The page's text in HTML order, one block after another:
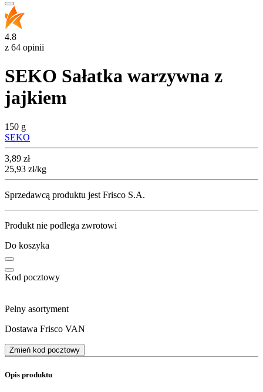
4.8
z 64 opinii
SEKO Sałatka warzywna z
jajkiem
150 g
SEKO
Cena
3,89 zł
25,93 zł/kg
Sprzedawcą produktu jest Frisco S.A.
Produkt nie podlega zwrotowi
Do koszyka
Kod pocztowy
Pełny asortyment
Dostawa Frisco VAN
Zmień kod pocztowy
Opis produktu